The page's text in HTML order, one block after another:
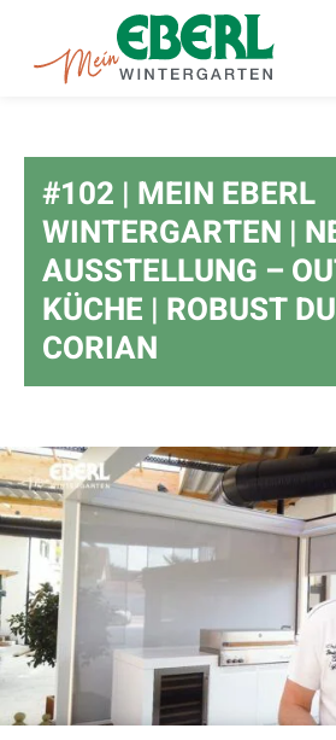
#102 | MEIN EBERL
WINTERGARTEN |
AUSSTELLUNG –
KÜCHE | ROBUST
CORIAN